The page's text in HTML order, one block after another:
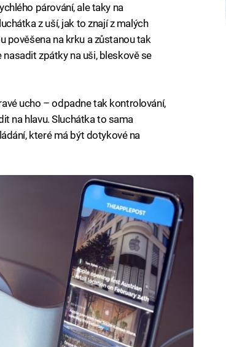
párování, ale taky na
z uší, jak to znají z malých
pověšena na krku a zůstanou tak
zpátky na uši, bleskově se
ucho – odpadne tak kontrolování,
na hlavu. Sluchátka to sama
které má být dotykové na